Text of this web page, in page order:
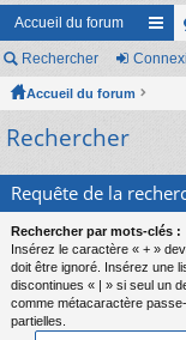
Accueil du forum
ac
s
Rechercher
Accueil du forum
Rechercher
Requête de la
Rechercher par mots-clés :
Insérez le caractère « + »
doit être ignoré. Insérez une
discontinues « | » si seul un
comme métacaractère
partielles.